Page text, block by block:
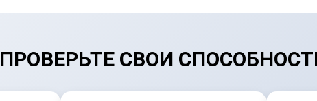
ПРОВЕРЬТЕ СВОИ